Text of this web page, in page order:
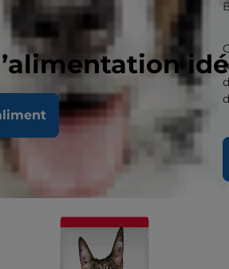
grave, un accident ou une
chirurgicale